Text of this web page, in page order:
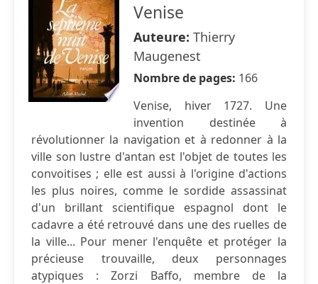
Venise
Auteure: Thierry
Maugenest
Nombre de pages: 166
Venise, hiver 1727. Une
invention destinée à
révolutionner la navigation et à redonner à la
ville son lustre d'antan est l'objet de toutes les
convoitises ; elle est aussi à l'origine d'actions
les plus noires, comme le sordide assassinat
d'un brillant scientifique espagnol dont le
cadavre a été retrouvé dans une des ruelles de
la ville... Pour mener l'enquête et protéger la
précieuse trouvaille, deux personnages
atypiques : Zorzi Baffo, membre de la